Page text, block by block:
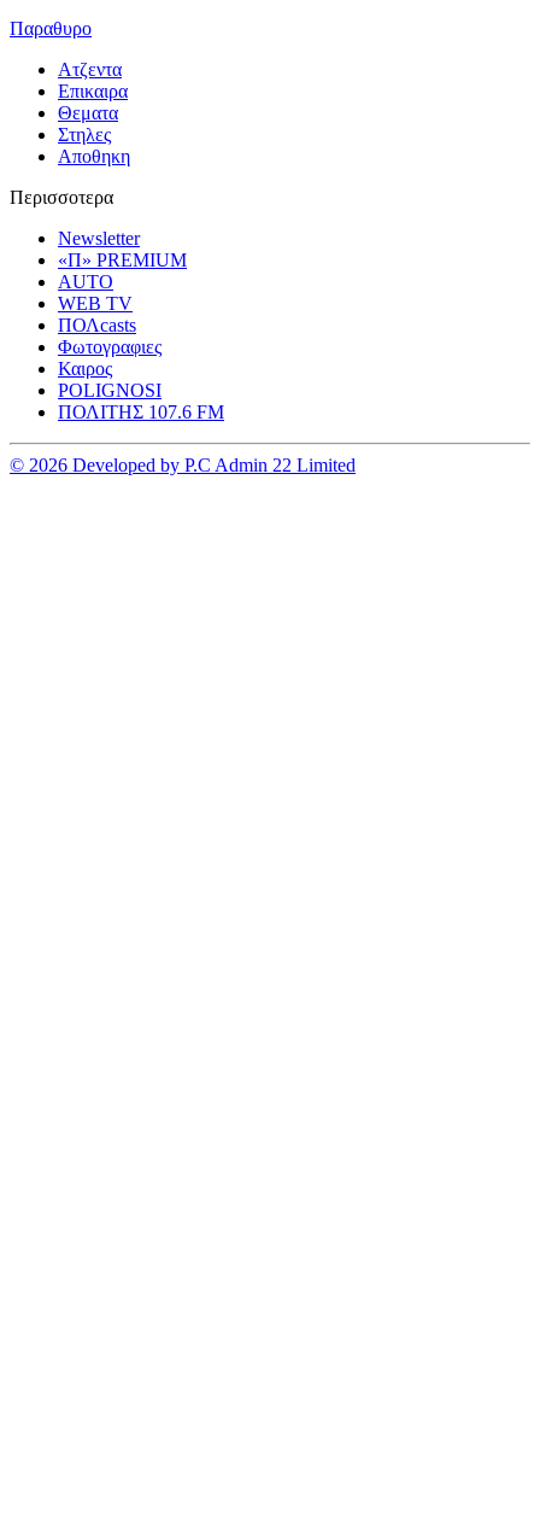
Παραθυρο
Ατζεντα
Επικαιρα
Θεματα
Στηλες
Αποθηκη
Περισσοτερα
Newsletter
«Π» PREMIUM
AUTO
WEB TV
ΠΟΛcasts
Φωτογραφιες
Καιρος
POLIGNOSI
ΠΟΛΙΤΗΣ 107.6 FM
© 2026 Developed by P.C Admin 22 Limited